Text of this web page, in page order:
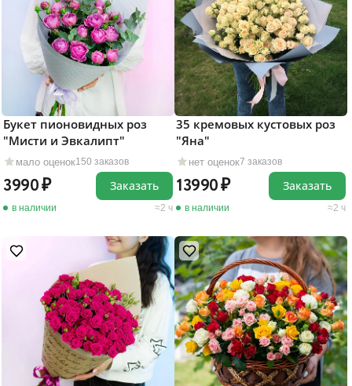
мало оценок150 заказов
Букет пионовидных роз
"Мисти и Эвкалипт"
3990
в наличии 2 ч
Заказать
нет оценок7 заказов
35 кремовых кустовых роз
"Яна"
13990
в наличии 2 ч
Заказать